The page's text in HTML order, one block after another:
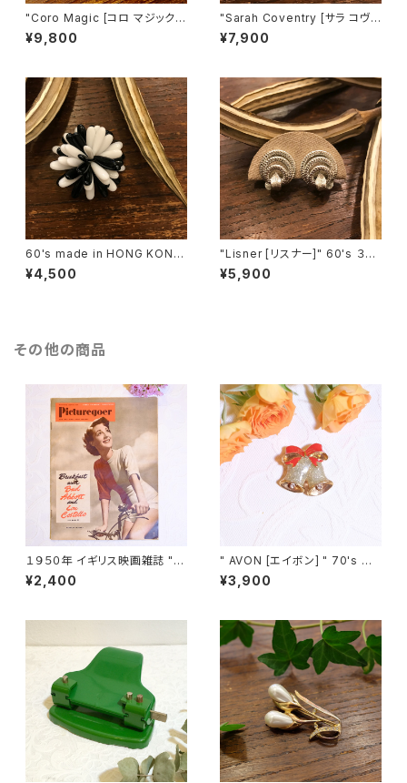
"Coro Magic [コロ マジック]"
60's NY買い付け 可憐な白い
花束のような磁石留めヴィンテ
¥9,800
"Sarah Coventry [サラ コヴェ
ントリー]" 1966年『BIT O' Fa
ntasy』ヴィンテージブローチ
¥7,900
60's made in HONG KONG
Black & White Flower Motif
ヴィンテージブローチ [BV-40
¥4,500
"Lisner [リスナー]" 60's ３つ
の輪を葉っぱで結んだようなヴ
¥5,900
その他の商品
１９５０年 イギリス映画雑誌 " P
icturegoer " ８月１９日号 [OV
-22]
¥2,400
" AVON [エイボン] " 70's ク
リスマスベル ヴィンテージブロ
ーチ [BV-162]
¥3,900